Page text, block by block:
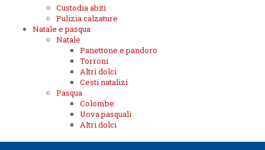
Custodia abiti
Pulizia calzature
Natale e pasqua
Natale
Panettone e pandoro
Torroni
Altri dolci
Cesti natalizi
Pasqua
Colombe
Uova pasquali
Altri dolci